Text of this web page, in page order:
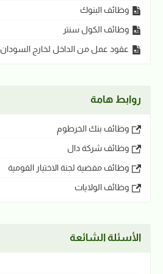
وظائف البنوك
وظائف الكول سنتر
عقود عمل من الداخل لخارج السودان
روابط هامة
وظائف بنك الخرطوم
وظائف شركة دال
وظائف مفضية لجنة الاختيار القومية
وظائف الولايات
الأسئلة الشائعة